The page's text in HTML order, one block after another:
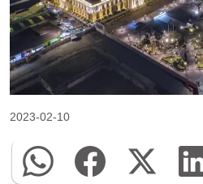
2023-02-10